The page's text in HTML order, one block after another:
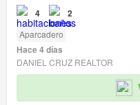
4 2
Aparcadero
Hace 4 días
DANIEL CRUZ REALTOR